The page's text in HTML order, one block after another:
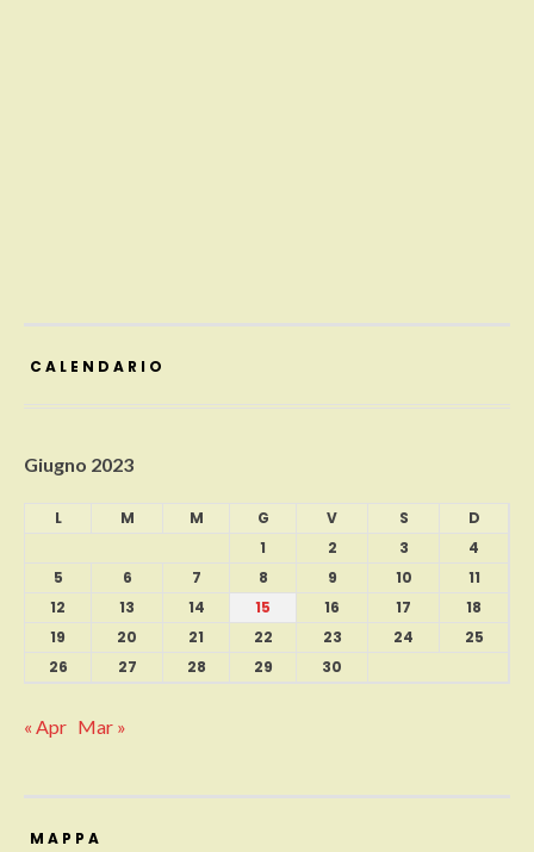
CALENDARIO
Giugno 2023
L M M G V S
D
1
2 3
4
5
6 7 8 9 10
11
12
13 14 15 16 17
18
19
20 21 22 23 24
25
26
27 28 29 30
« Apr Mar »
MAPPA